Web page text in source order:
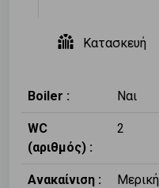
Κατασκευή
Boiler : Ναι
WC
(αριθμός) :
2
Ανακαίνιση : Μερική